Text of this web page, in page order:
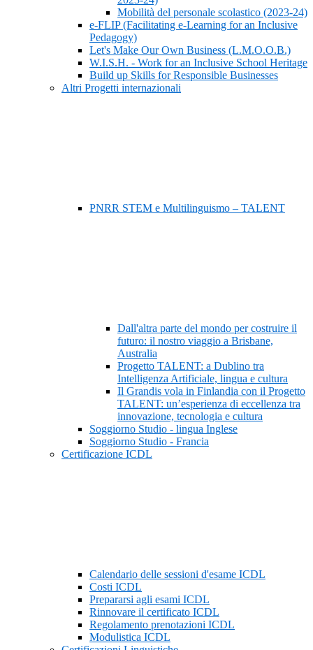
Mobilità del personale scolastico (2023-24)
e-FLIP (Facilitating e-Learning for an Inclusive
Pedagogy)
Let's Make Our Own Business (L.M.O.O.B.)
W.I.S.H. - Work for an Inclusive School Heritage
Build up Skills for Responsible Businesses
Altri Progetti internazionali
PNRR STEM e Multilinguismo – TALENT
Dall'altra parte del mondo per costruire il
futuro: il nostro viaggio a Brisbane,
Australia
Progetto TALENT: a Dublino tra
Intelligenza Artificiale, lingua e cultura
Il Grandis vola in Finlandia con il Progetto
TALENT: un’esperienza di eccellenza tra
innovazione, tecnologia e cultura
Soggiorno Studio - lingua Inglese
Soggiorno Studio - Francia
Certificazione ICDL
Calendario delle sessioni d'esame ICDL
Costi ICDL
Prepararsi agli esami ICDL
Rinnovare il certificato ICDL
Regolamento prenotazioni ICDL
Modulistica ICDL